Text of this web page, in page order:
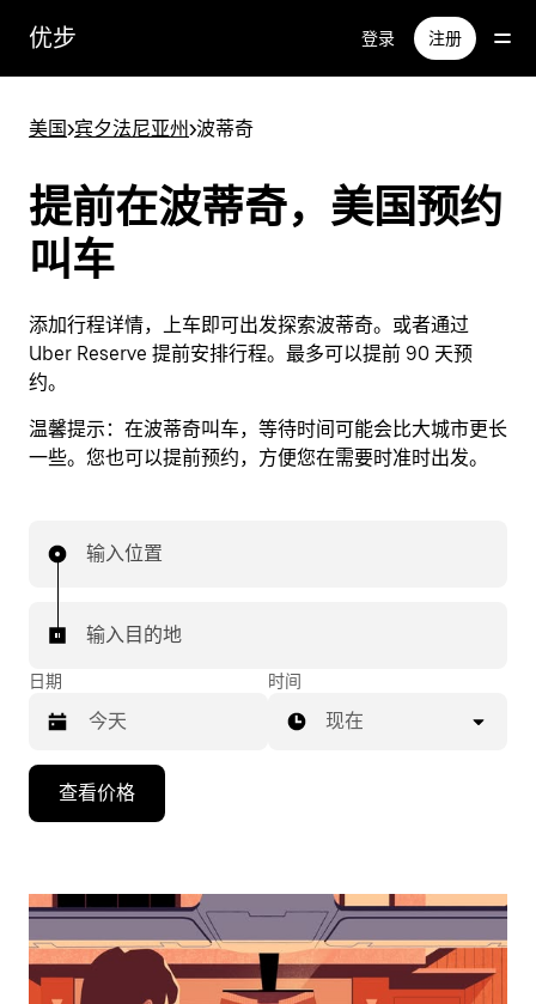
优步 登录 注册
美国>宾夕法尼亚州>波蒂奇
提前在波蒂奇，美国预约
叫车
添加行程详情，上车即可出发探索波蒂奇。或者通过
Uber Reserve 提前安排行程。最多可以提前 90 天预
约。
温馨提示： 在波蒂奇叫车，等待时间可能会比大城市更长
一些。您也可以提前预约，方便您在需要时准时出发。
输入位置
输入目的地
日期
向
头
浏
时间
现在
查看价格